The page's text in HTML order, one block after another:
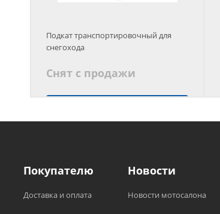
Подкат транспортировочный для
снегохода
Снят с продажи
Покупателю
Доставка и оплата
Новости
Новости мотосалона